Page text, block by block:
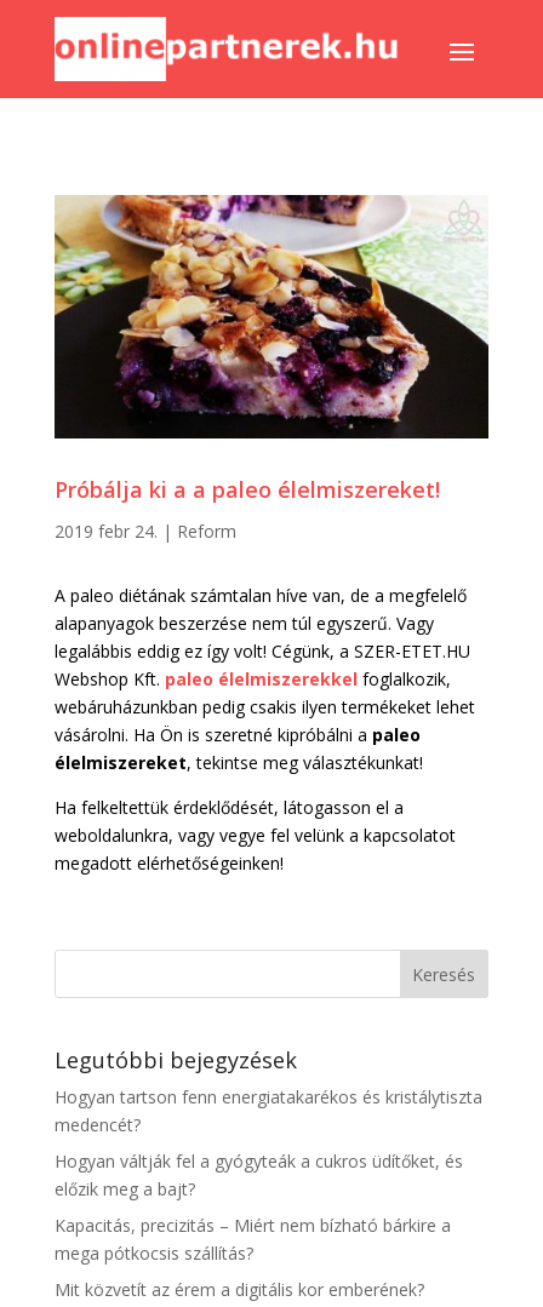
Próbálja ki a a paleo élelmiszereket!
2019 febr 24. | Reform
A paleo diétának számtalan híve van, de a megfelelő
alapanyagok beszerzése nem túl egyszerű. Vagy
legalábbis eddig ez így volt! Cégünk, a SZER-ETET.HU
Webshop Kft. paleo élelmiszerekkel foglalkozik,
webáruházunkban pedig csakis ilyen termékeket lehet
vásárolni. Ha Ön is szeretné kipróbálni a paleo
élelmiszereket, tekintse meg választékunkat!
Ha felkeltettük érdeklődését, látogasson el a
weboldalunkra, vagy vegye fel velünk a kapcsolatot
megadott elérhetőségeinken!
Legutóbbi bejegyzések
Hogyan tartson fenn energiatakarékos és kristálytiszta
medencét?
Hogyan váltják fel a gyógyteák a cukros üdítőket, és
előzik meg a bajt?
Kapacitás, precizitás – Miért nem bízható bárkire a
mega pótkocsis szállítás?
Mit közvetít az érem a digitális kor emberének?